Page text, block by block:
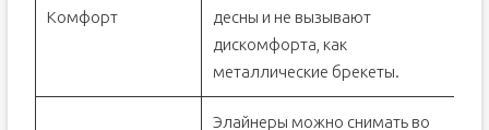
Комфорт
десны и не вызывают
дискомфорта, как
металлические брекеты.
Элайнеры можно снимать во